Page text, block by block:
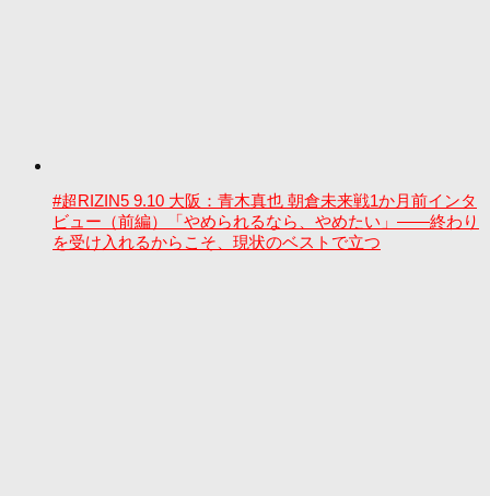
#超RIZIN5 9.10 大阪：青木真也 朝倉未来戦1か月前インタ
ビュー（前編）「やめられるなら、やめたい」――終わり
を受け入れるからこそ、現状のベストで立つ